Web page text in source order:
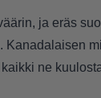
ja eräs
Kanadalaisen
ne